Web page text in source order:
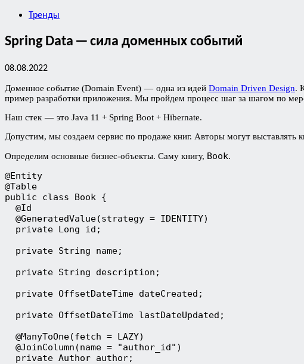
Тренды
Spring Data — сила доменных событий
08.08.2022
Доменное событие (Domain Event) — одна из идей Domain Driven Design.
пример разработки приложения. Мы пройдем процесс шаг за шагом по
Наш стек — это Java 11 + Spring Boot + Hibernate.
Допустим, мы создаем сервис по продаже книг. Авторы могут выставлять
Определим основные бизнес-объекты. Саму книгу, Book.
@Entity
@Table
public class Book {
  @Id
  @GeneratedValue(strategy = IDENTITY)
  private Long id;
  private String name;
  private String description;
  private OffsetDateTime dateCreated;
  private OffsetDateTime lastDateUpdated;
  @ManyToOne(fetch = LAZY)
  @JoinColumn(name = "author_id")
  private Author author;